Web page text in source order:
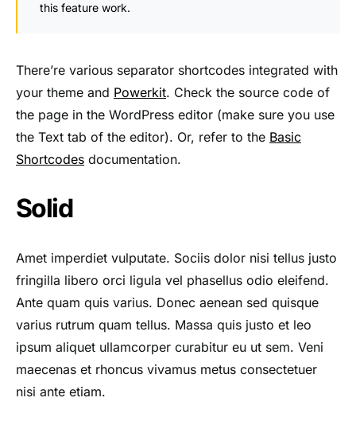
this feature work.
There’re various separator shortcodes integrated with
your theme and Powerkit. Check the source code of
the page in the WordPress editor (make sure you use
the Text tab of the editor). Or, refer to the Basic
Shortcodes documentation.
Solid
Amet imperdiet vulputate. Sociis dolor nisi tellus justo
fringilla libero orci ligula vel phasellus odio eleifend.
Ante quam quis varius. Donec aenean sed quisque
varius rutrum quam tellus. Massa quis justo et leo
ipsum aliquet ullamcorper curabitur eu ut sem. Veni
maecenas et rhoncus vivamus metus consectetuer
nisi ante etiam.